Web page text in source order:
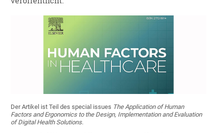
Der Artikel ist Teil des special issues The Application of Human
Factors and Ergonomics to the Design, Implementation and Evaluation
of Digital Health Solutions.